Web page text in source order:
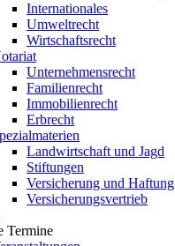
Internationales
Umweltrecht
Wirtschaftsrecht
Unternehmensrecht
Familienrecht
Immobilienrecht
Erbrecht
Landwirtschaft und Jagd
Stiftungen
Versicherung und Haftung
Versicherungsvertrieb
Termine